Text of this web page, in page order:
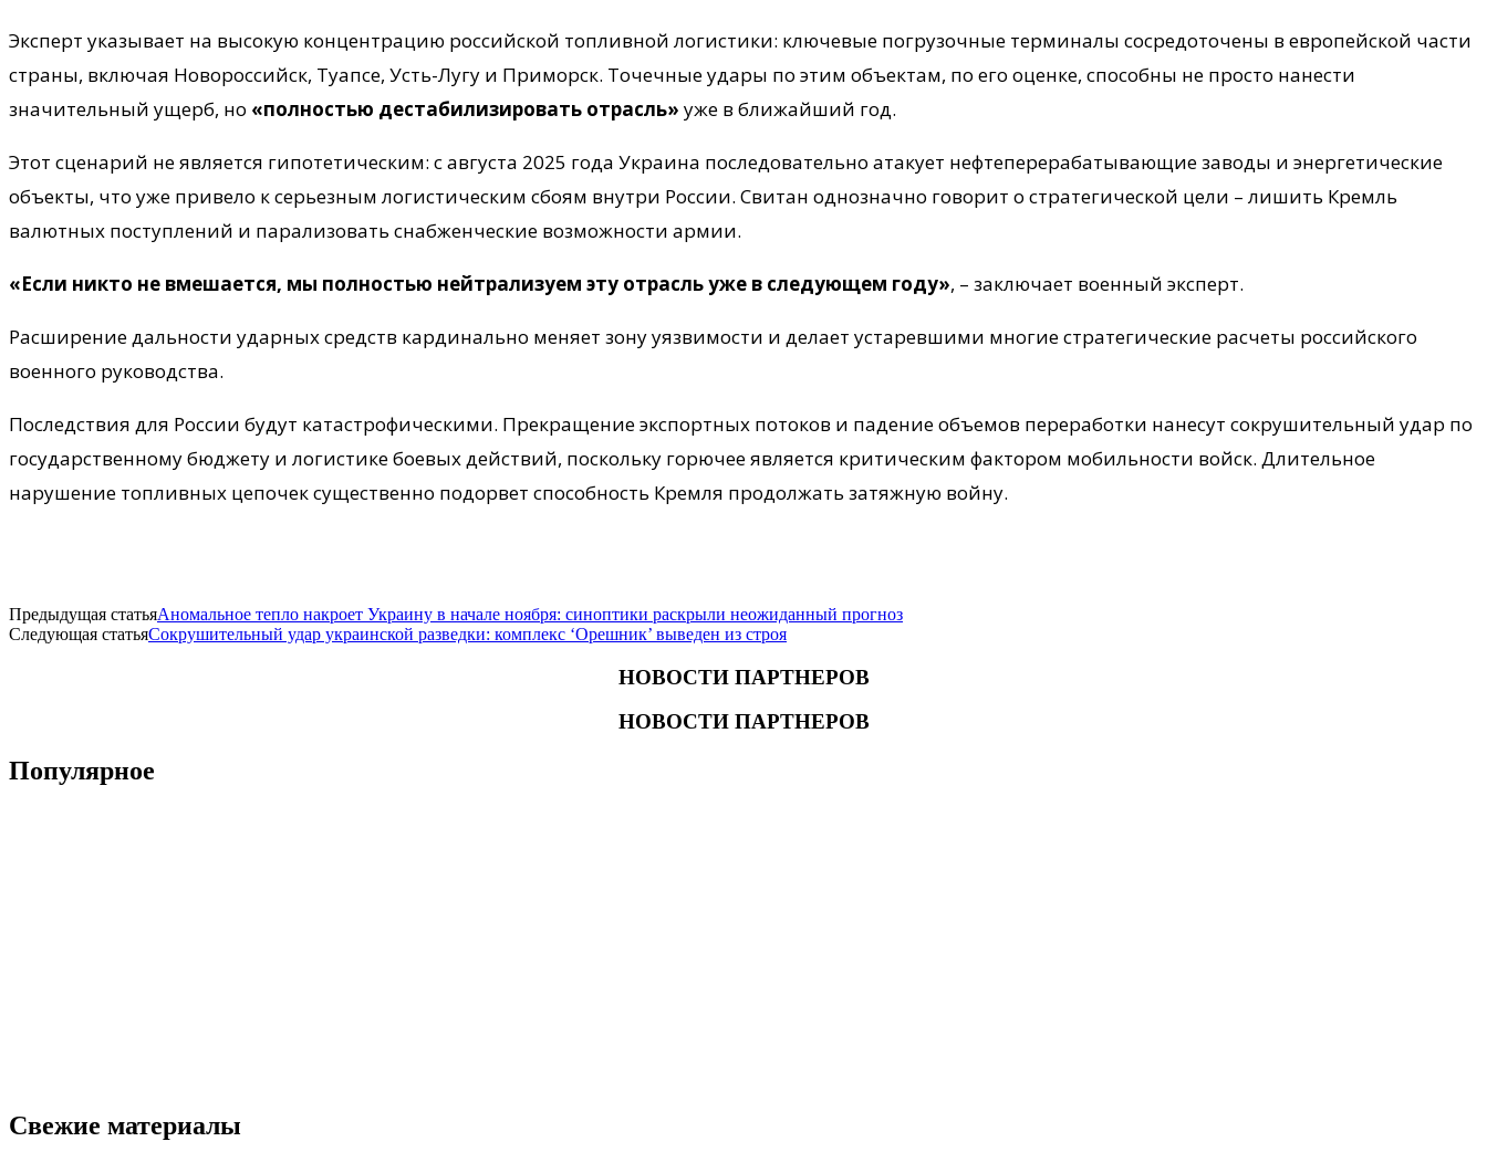
Эксперт указывает на высокую концентрацию российской топливной логистики: ключевые погрузочные терминалы сосредоточены в европейской части
страны, включая Новороссийск, Туапсе, Усть-Лугу и Приморск. Точечные удары по этим объектам, по его оценке, способны не просто нанести
значительный ущерб, но «полностью дестабилизировать отрасль» уже в ближайший год.
Этот сценарий не является гипотетическим: с августа 2025 года Украина последовательно атакует нефтеперерабатывающие заводы и энергетические
объекты, что уже привело к серьезным логистическим сбоям внутри России. Свитан однозначно говорит о стратегической цели – лишить Кремль
валютных поступлений и парализовать снабженческие возможности армии.
«Если никто не вмешается, мы полностью нейтрализуем эту отрасль уже в следующем году», – заключает военный эксперт.
Расширение дальности ударных средств кардинально меняет зону уязвимости и делает устаревшими многие стратегические расчеты российского
военного руководства.
Последствия для России будут катастрофическими. Прекращение экспортных потоков и падение объемов переработки нанесут сокрушительный удар по
государственному бюджету и логистике боевых действий, поскольку горючее является критическим фактором мобильности войск. Длительное
нарушение топливных цепочек существенно подорвет способность Кремля продолжать затяжную войну.
Предыдущая статьяАномальное тепло накроет Украину в начале ноября: синоптики раскрыли неожиданный прогноз
Следующая статьяСокрушительный удар украинской разведки: комплекс ‘Орешник’ выведен из строя
НОВОСТИ ПАРТНЕРОВ
НОВОСТИ ПАРТНЕРОВ
Популярное
Свежие материалы